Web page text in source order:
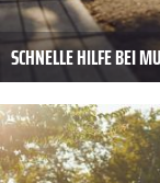
SCHNELLE HILFE BEI